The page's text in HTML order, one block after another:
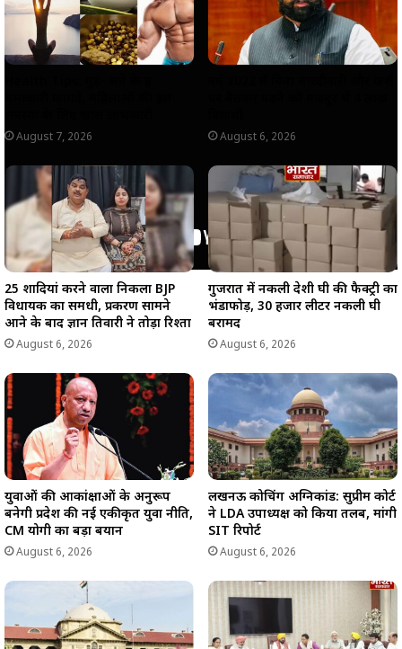
August 7, 2026 August 6, 2026
25 शादियां करने वाला निकला BJP
विधायक का समधी, प्रकरण सामने
आने के बाद ज्ञान तिवारी ने तोड़ा रिश्ता
August 6, 2026
गुजरात में नकली देशी घी की फैक्ट्री का
भंडाफोड़, 30 हजार लीटर नकली घी
बरामद
August 6, 2026
युवाओं की आकांक्षाओं के अनुरूप
बनेगी प्रदेश की नई एकीकृत युवा नीति,
CM योगी का बड़ा बयान
August 6, 2026
लखनऊ कोचिंग अग्निकांड: सुप्रीम कोर्ट
ने LDA उपाध्यक्ष को किया तलब, मांगी
SIT रिपोर्ट
August 6, 2026